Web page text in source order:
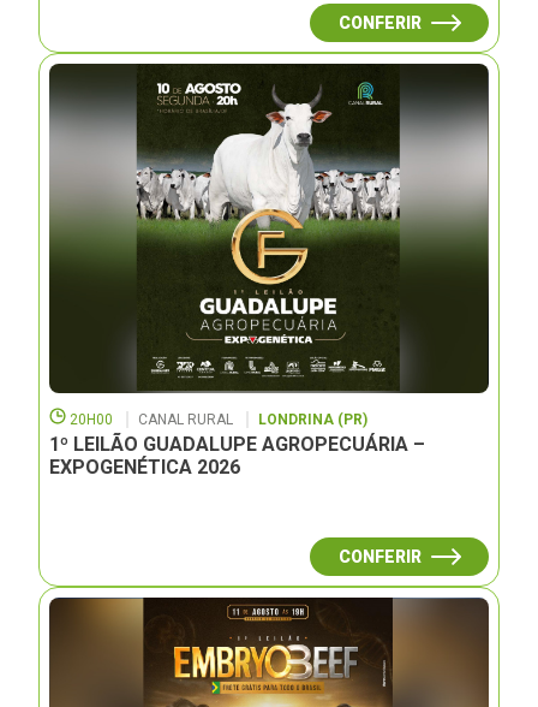
CONFERIR
20H00 CANAL RURAL LONDRINA (PR)
1º LEILÃO GUADALUPE AGROPECUÁRIA –
EXPOGENÉTICA 2026
CONFERIR